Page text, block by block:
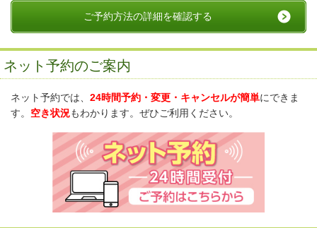
ご予約方法の詳細を確認する
ネット予約のご案内
ネット予約では、 24時間予約・変更・キャンセルが簡単にできま
す。 空き状況もわかります。ぜひご利用ください。